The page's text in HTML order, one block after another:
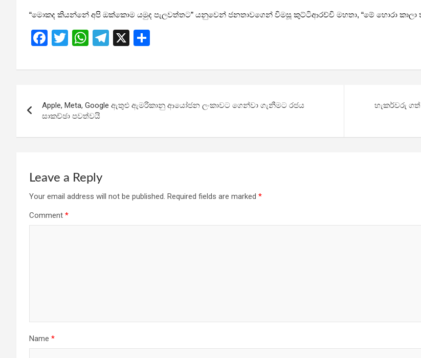
“මොකද කියන්නේ අපි ඔක්කොම යමුද පැලවත්තට” යනුවෙන් ජනතාවගෙන් විමසූ කුට්ටිආරච්චි මහතා, “මේ හොරා
F
ce
o
o
k
T
tt
W
at
A
p
p
T
e
a
X
ar
navigation
Apple, Meta, Google ඇතුළු ඇමරිකානු ආයෝජන ලංකාවට ගෙන්වා ගැනීමට රජය
සාකච්ඡා පවත්වයි
හැකර්වරු
Leave a Reply
Your email address will not be published. Required fields are marked *
Comment *
Name *